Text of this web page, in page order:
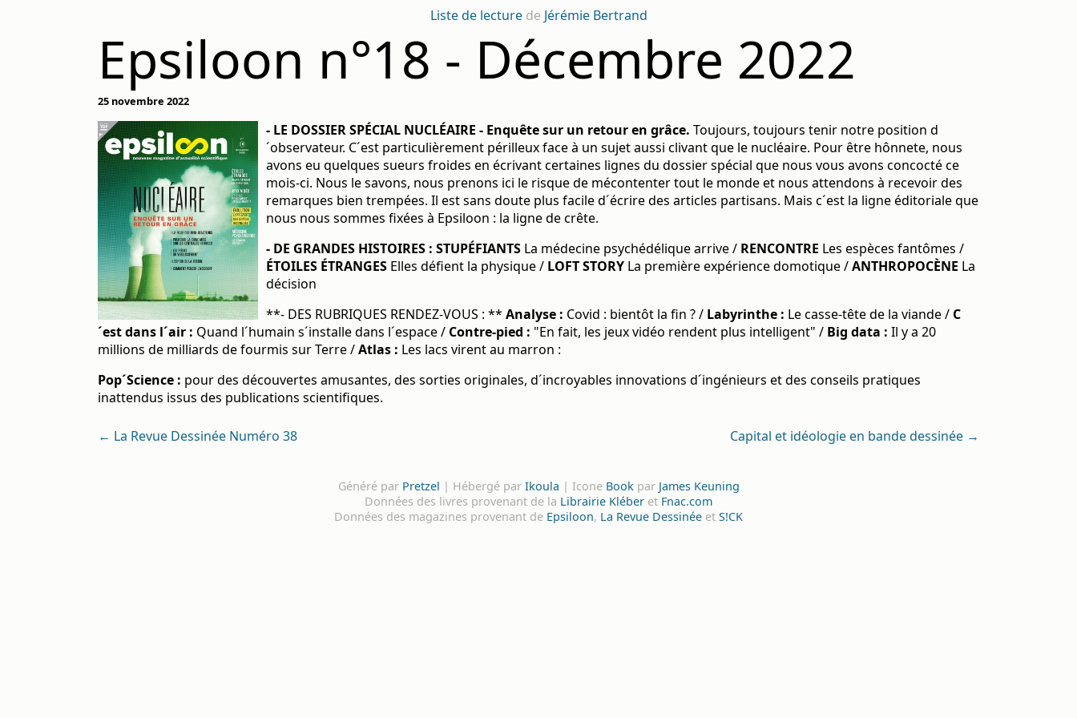
Liste de lecturede Jérémie Bertrand
Epsiloon n°18 - Décembre 2022
25 novembre 2022
- LE DOSSIER SPÉCIAL NUCLÉAIRE - Enquête sur un retour en grâce. Toujours, toujours tenir notre position d
´observateur. C´est particulièrement périlleux face à un sujet aussi clivant que le nucléaire. Pour être hônnete, nous
avons eu quelques sueurs froides en écrivant certaines lignes du dossier spécial que nous vous avons concocté ce
mois-ci. Nous le savons, nous prenons ici le risque de mécontenter tout le monde et nous attendons à recevoir des
remarques bien trempées. Il est sans doute plus facile d´écrire des articles partisans. Mais c´est la ligne éditoriale que
nous nous sommes fixées à Epsiloon : la ligne de crête.
- DE GRANDES HISTOIRES : STUPÉFIANTS La médecine psychédélique arrive / RENCONTRE Les espèces fantômes /
ÉTOILES ÉTRANGES Elles défient la physique / LOFT STORY La première expérience domotique /ANTHROPOCÈNE La
décision
**- DES RUBRIQUES RENDEZ-VOUS : ** Analyse : Covid : bientôt la fin ? / Labyrinthe : Le casse-tête de la viande / C
´est dans l´air : Quand l´humain s´installe dans l´espace / Contre-pied : "En fait, les jeux vidéo rendent plus intelligent" / Big data : Il y a 20
millions de milliards de fourmis sur Terre /Atlas : Les lacs virent au marron :
Pop´Science : pour des découvertes amusantes, des sorties originales, d´incroyables innovations d´ingénieurs et des conseils pratiques
inattendus issus des publications scientifiques.
← La Revue Dessinée Numéro 38 Capital et idéologie en bande dessinée →
Généré par Pretzel | Hébergé par Ikoula | Icone Bookpar James Keuning
Données des livres provenant de la Librairie Kléber et Fnac.com
Données des magazines provenant de Epsiloon, La Revue Dessinée et S!CK